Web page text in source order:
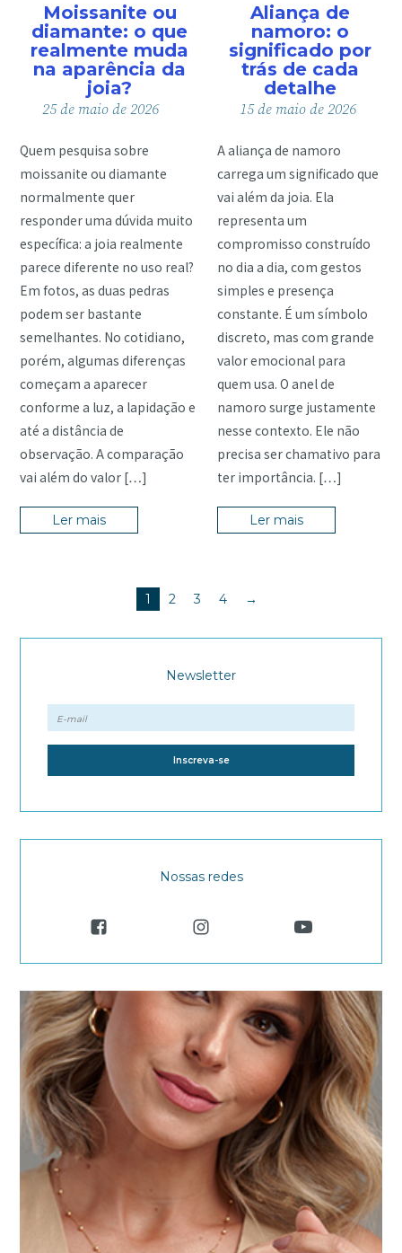
Moissanite ou
diamante: o que
realmente muda
na aparência da
joia?
25de maiode2026
Quem pesquisa sobre
moissanite ou diamante
normalmente quer
responder uma dúvida muito
específica: a joia realmente
parece diferente no uso real?
Em fotos, as duas pedras
podem ser bastante
semelhantes. No cotidiano,
porém, algumas diferenças
começam a aparecer
conforme a luz, a lapidação e
até a distância de
observação. A comparação
vai além do valor […]
Ler mais
Aliança de
namoro: o
significado por
trás de cada
detalhe
15de maiode2026
A aliança de namoro
carrega um significado que
vai além da joia. Ela
representa um
compromisso construído
no dia a dia, com gestos
simples e presença
constante. É um símbolo
discreto, mas com grande
valor emocional para
quem usa. O anel de
namoro surge justamente
nesse contexto. Ele não
precisa ser chamativo para
ter importância. […]
Ler mais
1 2 3 4 →
Newsletter
Nossas redes